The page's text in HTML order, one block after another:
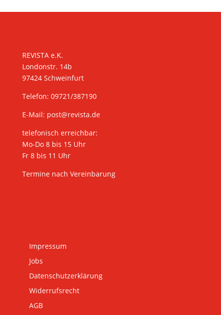
REVISTA e.K.
Londonstr. 14b
97424 Schweinfurt
Telefon: 09721/387190
E-Mail: post@revista.de
telefonisch erreichbar:
Mo-Do 8 bis 15 Uhr
Fr 8 bis 11 Uhr
Termine nach Vereinbarung
Impressum
Jobs
Datenschutzerklärung
Widerrufsrecht
AGB